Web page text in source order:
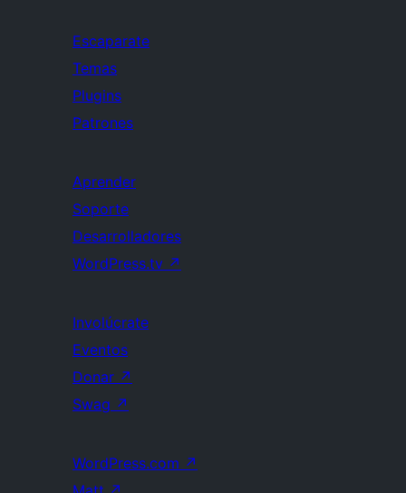
Escaparate
Temas
Plugins
Patrones
Aprender
Soporte
Desarrolladores
WordPress.tv ↗
Involúcrate
Eventos
Donar ↗
Swag ↗
WordPress.com ↗